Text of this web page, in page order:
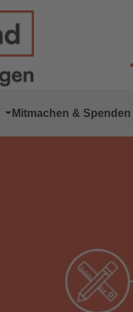
Mitmachen & Spenden